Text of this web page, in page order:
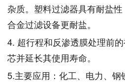
杂质。塑料过滤器具有耐盐
合金过滤设备更耐盐。
4. 超行程和反渗透膜处理前
芯并延长其使用寿命。
5.主要应用：化工、电力、